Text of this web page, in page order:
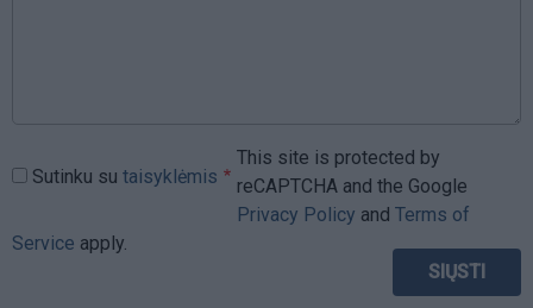
Sutinku su taisyklėmis
This site is protected by
reCAPTCHA and the Google
Privacy Policy and Terms of
Service apply.